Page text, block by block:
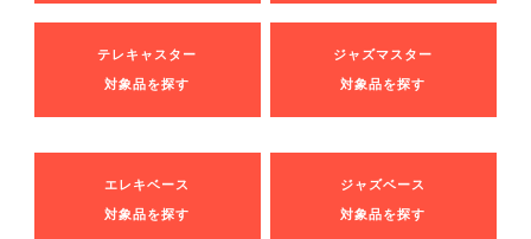
テレキャスター
対象品を探す
ジャズマスター
対象品を探す
エレキベース
対象品を探す
ジャズベース
対象品を探す